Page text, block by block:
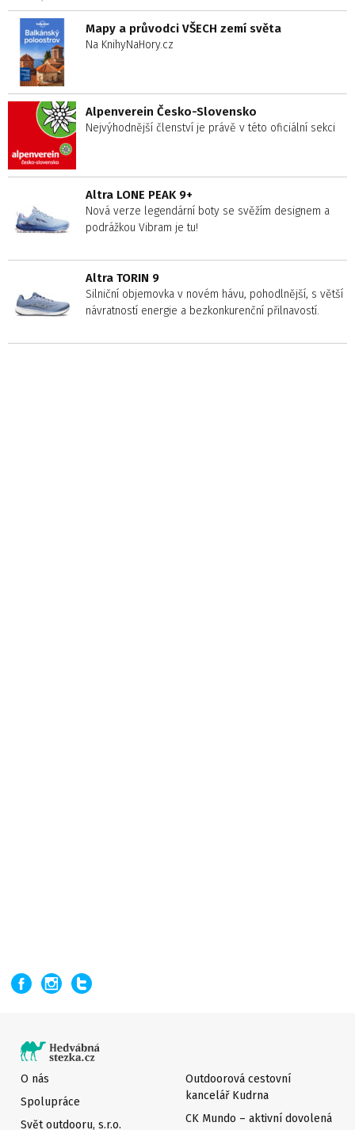
Mapy a průvodci VŠECH zemí světa
Na KnihyNaHory.cz
Alpenverein Česko-Slovensko
Nejvýhodnější členství je právě v této oficiální sekci
Altra LONE PEAK 9+
Nová verze legendární boty se svěžím designem a
podrážkou Vibram je tu!
Altra TORIN 9
Silniční objemovka v novém hávu, pohodlnější, s větší
návratností energie a bezkonkurenční přilnavostí.
O nás
Spolupráce
Svět outdooru, s.r.o.
Outdoorová cestovní
kancelář Kudrna
CK Mundo – aktivní dovolená